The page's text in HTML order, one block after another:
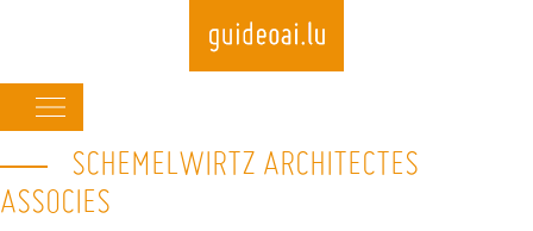
Skip
to
navigation
SCHEMELWIRTZ ARCHITECTES
ASSOCIES